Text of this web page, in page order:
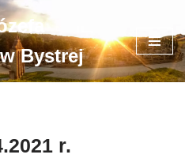
Bystrej
r.